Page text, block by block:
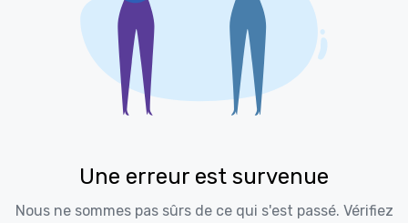
Une erreur est survenue
Nous ne sommes pas sûrs de ce qui s'est passé. Vérifiez